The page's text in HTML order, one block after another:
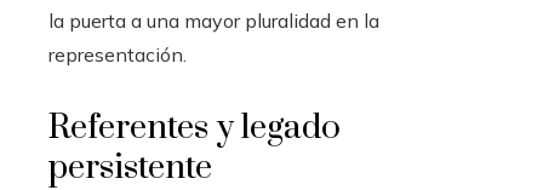
la puerta a una mayor pluralidad en la
representación.
Referentes y legado
persistente